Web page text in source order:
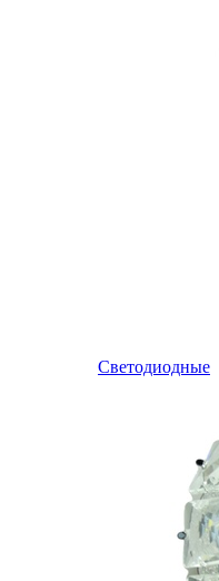
Светодиодные